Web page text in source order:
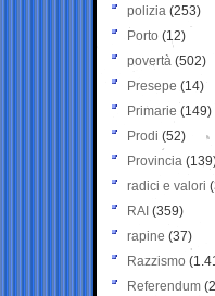
polizia (253)
Porto (12)
povertà (502)
Presepe (14)
Primarie (149)
Prodi (52)
Provincia
radici e valori
RAI (359)
rapine (37)
Razzismo
Referendum